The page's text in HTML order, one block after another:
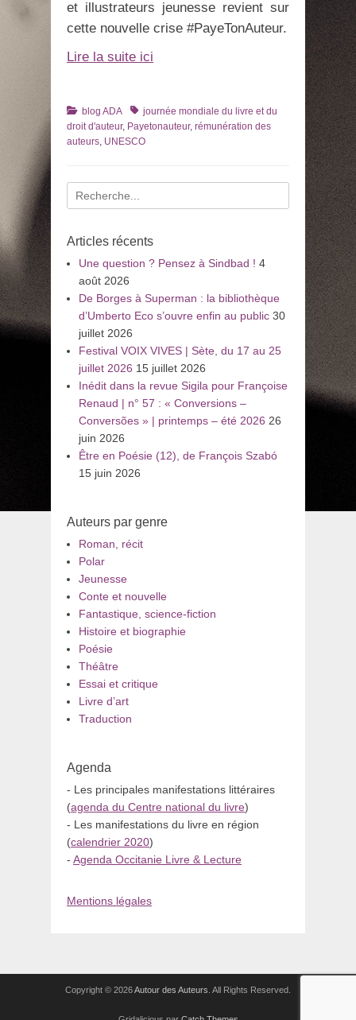
et illustrateurs jeunesse revient sur
cette nouvelle crise #PayeTonAuteur.
Lire la suite ici
Catégories
blog ADA Tagsjournée mondiale du livre et du
droit d'auteur, Payetonauteur, rémunération des
auteurs, UNESCO
Recherche
pour
Articles récents
Une question ? Pensez à Sindbad ! 4
août 2026
De Borges à Superman : la bibliothèque
d’Umberto Eco s’ouvre enfin au public 30
juillet 2026
Festival VOIX VIVES | Sète, du 17 au 25
juillet 2026 15 juillet 2026
Inédit dans la revue Sigila pour Françoise
Renaud | n° 57 : « Conversions –
Conversões » | printemps – été 2026 26
juin 2026
Être en Poésie (12), de François Szabó
15 juin 2026
Auteurs par genre
Roman, récit
Polar
Jeunesse
Conte et nouvelle
Fantastique, science-fiction
Histoire et biographie
Poésie
Théâtre
Essai et critique
Livre d’art
Traduction
Agenda
- Les principales manifestations littéraires
(agenda du Centre national du livre)
- Les manifestations du livre en région
(calendrier 2020)
- Agenda Occitanie Livre & Lecture
Mentions légales
Copyright © 2026Autour des Auteurs . All Rights Reserved.